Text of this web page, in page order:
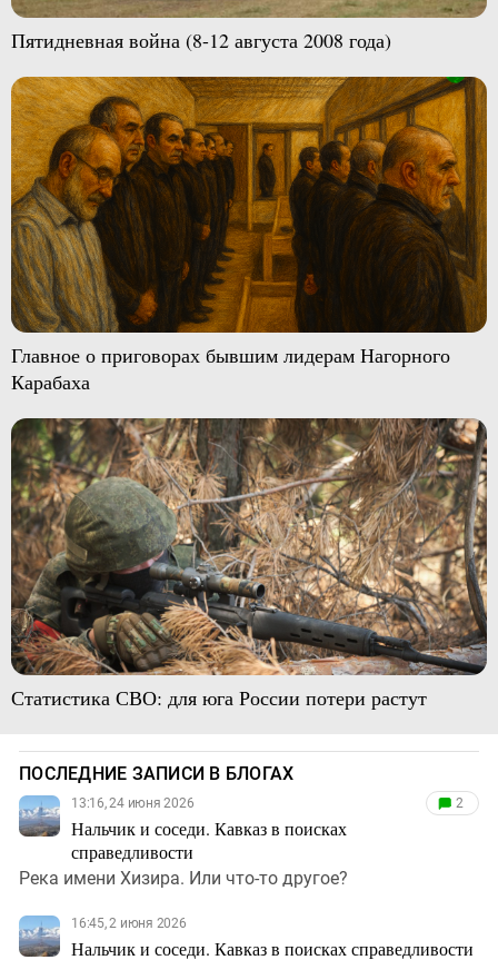
Пятидневная война (8-12 августа 2008 года)
Главное о приговорах бывшим лидерам Нагорного
Карабаха
Статистика СВО: для юга России потери растут
ПОСЛЕДНИЕ ЗАПИСИ В БЛОГАХ
13:16, 24 июня 2026
Нальчик и соседи. Кавказ в поисках
справедливости
2
Река имени Хизира. Или что-то другое?
16:45, 2 июня 2026
Нальчик и соседи. Кавказ в поисках справедливости